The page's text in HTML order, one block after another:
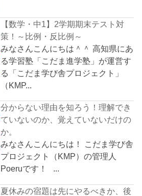
【数学・中1】2学期期末テスト対
策！～比例・反比例～
みなさんこんにちは＾＾ 高知県にあ
る学習塾「こだま進学塾」が運営す
る「こだま学び舎プロジェクト」
（KMP...
分からない理由を知ろう！理解でき
ていないのか、覚えていないだけの
か。
みなさんこんにちは！ こだま学び舎
プロジェクト（KMP）の管理人
Poeruです！ ...
夏休みの宿題は先にやるべきか、後